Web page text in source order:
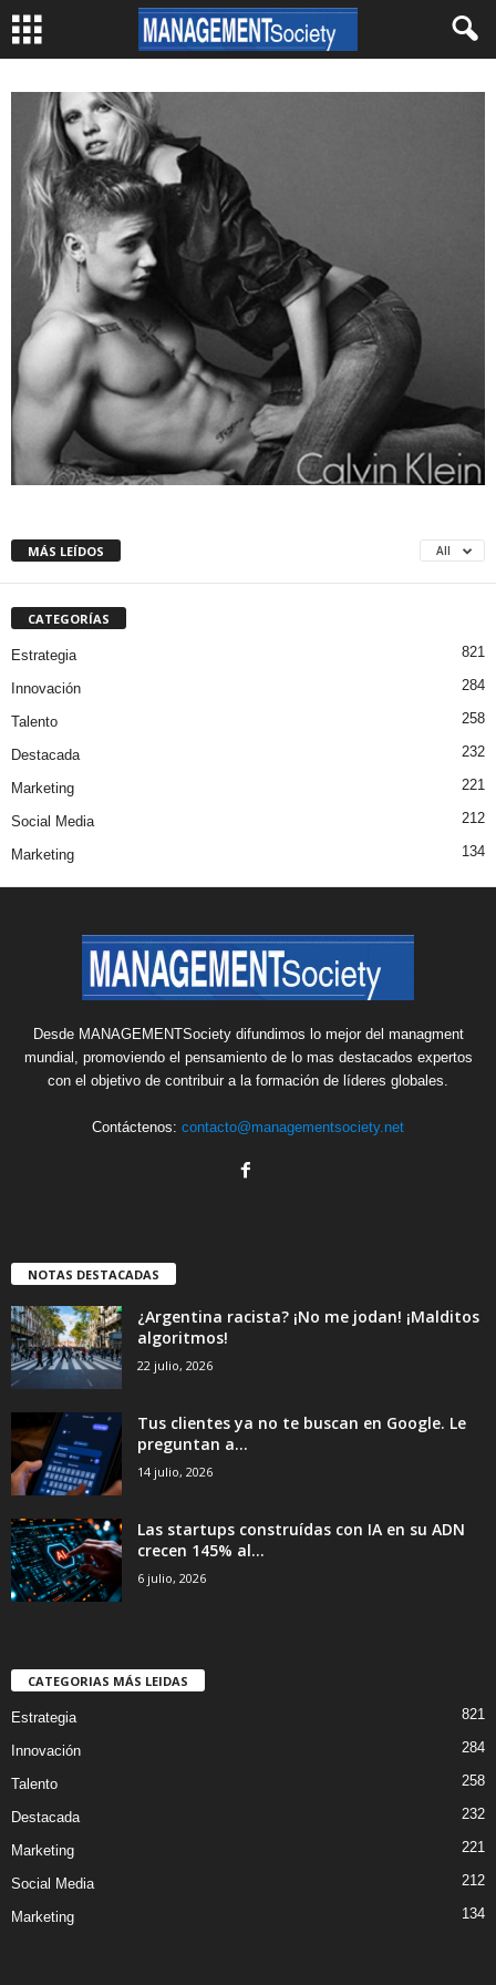
MÁS LEÍDOS All
CATEGORÍAS
Estrategia 821
Innovación 284
Talento 258
Destacada 232
Marketing 221
Social Media 212
Marketing 134
Desde MANAGEMENTSociety difundimos lo mejor del managment
mundial, promoviendo el pensamiento de lo mas destacados expertos
con el objetivo de contribuir a la formación de líderes globales.
Contáctenos: contacto@managementsociety.net
NOTAS DESTACADAS
¿Argentina racista? ¡No me jodan! ¡Malditos
algoritmos!
22 julio, 2026
Tus clientes ya no te buscan en Google. Le
preguntan a...
14 julio, 2026
Las startups construídas con IA en su ADN
crecen 145% al...
6 julio, 2026
CATEGORIAS MÁS LEIDAS
Estrategia 821
Innovación 284
Talento 258
Destacada 232
Marketing 221
Social Media 212
Marketing 134